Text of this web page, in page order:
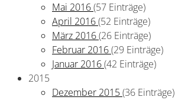
Mai 2016(57 Einträge)
April 2016(52 Einträge)
März 2016(26 Einträge)
Februar 2016(29 Einträge)
Januar 2016(42 Einträge)
2015
Dezember 2015(36 Einträge)